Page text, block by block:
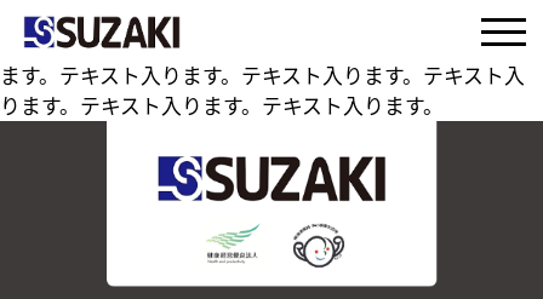
テキスト入ります。テキスト入ります。テキスト入りま
す。テキスト入ります。テキスト入ります。テキスト入り
ます。テキスト入ります。テキスト入ります。テキスト入
ります。テキスト入ります。テキスト入ります。